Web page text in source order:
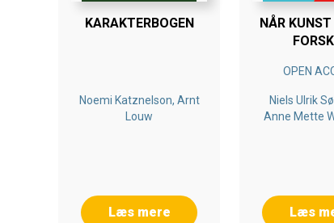
KARAKTERBOGEN
Noemi Katznelson, Arnt
Louw
Læs mere
NÅR
OPEN
Niels Ulrik
Anne Mette
Læs